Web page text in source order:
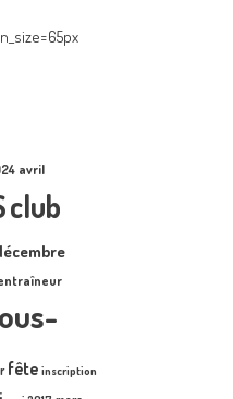
avril
club
fête inscription